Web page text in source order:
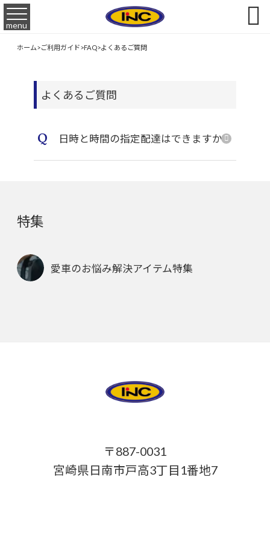
menu 
ホーム>ご利用ガイド>FAQ>よくあるご質問
よくあるご質問
Q 日時と時間の指定配達はできますか？
特集
愛車のお悩み解決アイテム特集
〒887-0031
宮崎県日南市戸高3丁目1番地7